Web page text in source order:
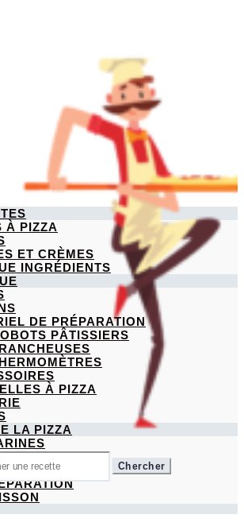
À PIZZA
ET CRÈMES
INGRÉDIENTS
DE PRÉPARATION
PÂTISSIERS
À PIZZA
LA PIZZA
DE PIZZA